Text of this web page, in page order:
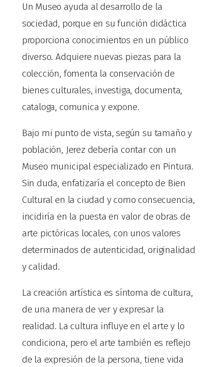
Un Museo ayuda al desarrollo de la
sociedad, porque en su función didáctica
proporciona conocimientos en un público
diverso. Adquiere nuevas piezas para la
colección, fomenta la conservación de
bienes culturales, investiga, documenta,
cataloga, comunica y expone.
Bajo mi punto de vista, según su tamaño y
población, Jerez debería contar con un
Museo municipal especializado en Pintura.
Sin duda, enfatizaría el concepto de Bien
Cultural en la ciudad y como consecuencia,
incidiría en la puesta en valor de obras de
arte pictóricas locales, con unos valores
determinados de autenticidad, originalidad
y calidad.
La creación artística es síntoma de cultura,
de una manera de ver y expresar la
realidad. La cultura influye en el arte y lo
condiciona, pero el arte también es reflejo
de la expresión de la persona, tiene vida